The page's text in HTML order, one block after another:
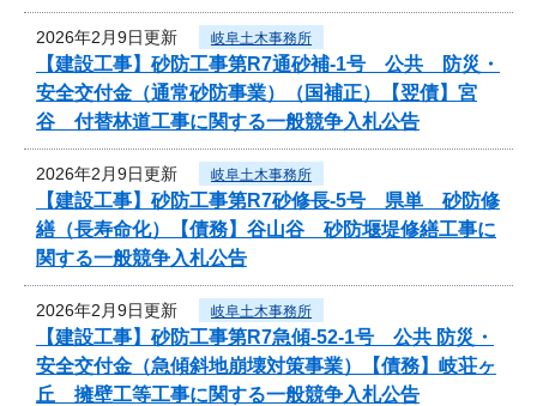
2026年2月9日更新 岐阜土木事務所
【建設工事】砂防工事第R7通砂補-1号 公共 防災・
安全交付金（通常砂防事業）（国補正）【翌債】宮
谷 付替林道工事に関する一般競争入札公告
2026年2月9日更新 岐阜土木事務所
【建設工事】砂防工事第R7砂修長-5号 県単 砂防修
繕（長寿命化）【債務】谷山谷 砂防堰堤修繕工事に
関する一般競争入札公告
2026年2月9日更新 岐阜土木事務所
【建設工事】砂防工事第R7急傾-52-1号 公共 防災・
安全交付金（急傾斜地崩壊対策事業）【債務】岐荘ヶ
丘 擁壁工等工事に関する一般競争入札公告